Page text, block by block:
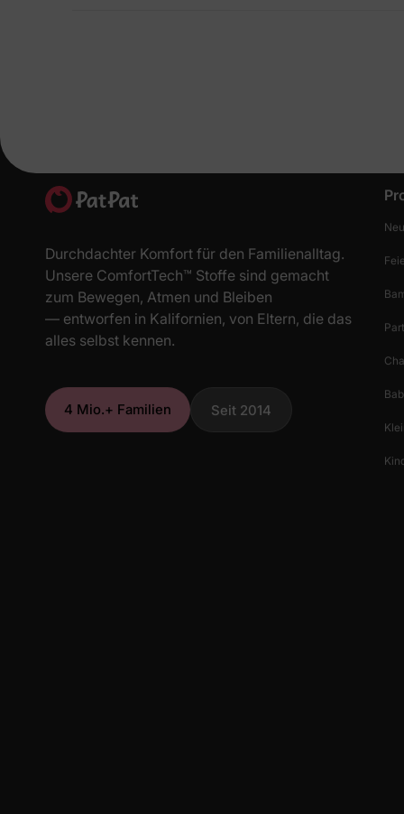
Bewegungsfreiheit und Komfort ausgelegt und eignen
Durchdachter Komfort für den Familienalltag.
Unsere ComfortTech™ Stoffe sind gemacht
zum Bewegen, Atmen und Bleiben
— entworfen in Kalifornien, von Eltern, die das
alles selbst kennen.
4 Mio.+ Familien Seit 2014